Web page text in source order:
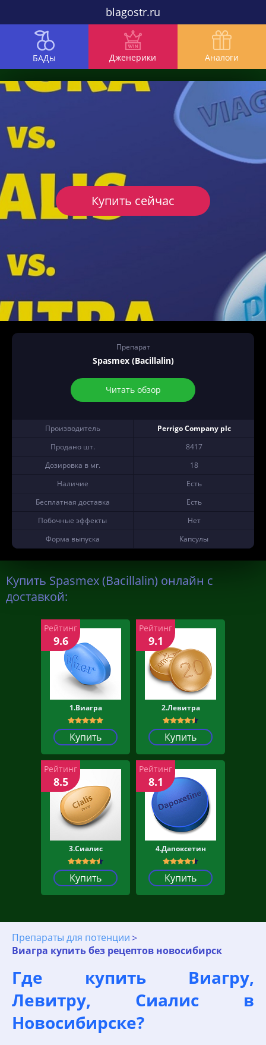
blagostr.ru
БАДы Дженерики Аналоги
Препарат
Spasmex (Bacillalin)
Читать обзор
Производитель
Perrigo Company plc
Продано шт.
8417
Дозировка в мг.
18
Наличие
Есть
Бесплатная доставка
Есть
Побочные эффекты
Нет
Форма выпуска
Капсулы
Купить сейчас
Купить Spasmex (Bacillalin) онлайн с
доставкой:
1.Виагра
Купить
Рейтинг
9.6
2.Левитра
Купить
Рейтинг
9.1
3.Сиалис
Купить
Рейтинг
8.5
4.Дапоксетин
Купить
Рейтинг
8.1
Препараты для потенции
Виагра купить без рецептов новосибирск
Где купить Виагру,
Левитру, Сиалис в
Новосибирске?